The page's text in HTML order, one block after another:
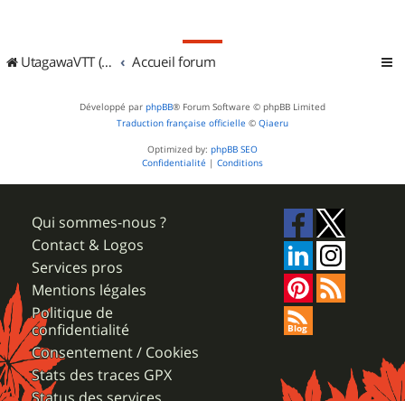
UtagawaVTT (Randos VTT et VTTAE avec traces GPS) Accueil forum
Développé par phpBB® Forum Software © phpBB Limited
Traduction française officielle © Qiaeru
Optimized by: phpBB SEO
Confidentialité | Conditions
Qui sommes-nous ?
Contact & Logos
Services pros
Mentions légales
Politique de
confidentialité
Consentement / Cookies
Stats des traces GPX